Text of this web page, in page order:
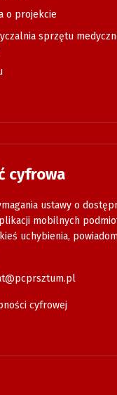
o projekcie
sprzętu
cyfrowa
ustawy o
mobilnych
uchybienia,
cyfrowej